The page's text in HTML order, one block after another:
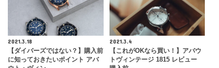
2021.3.18
【ダイバーズではない？】購入前
に知っておきたいポイント アバ
2021.3.4
【これがOKなら買い！】アバウ
トヴィンテージ 1815 レビュー